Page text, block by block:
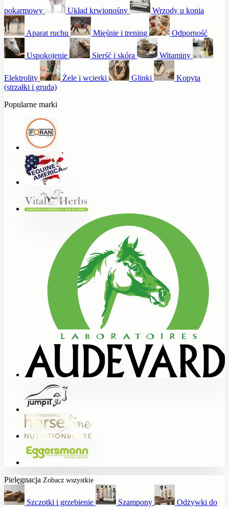
pokarmowy Układ krwionośny Wrzody u konia
Aparat ruchu Mięśnie i trening Odporność
Uspokojenie Sierść i skóra Witaminy
Elektrolity Żele i wcierki Glinki
Kopyta
(strzałki i gruda)
Popularne marki
Pielęgnacja Zobacz wszystkie
Szczotki i grzebienie Szampony Odżywki do